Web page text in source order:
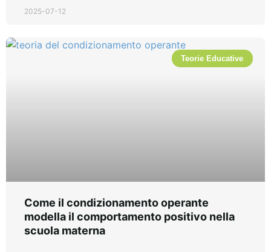
2025-07-12
Teorie Educative
Come il condizionamento operante
modella il comportamento positivo nella
scuola materna